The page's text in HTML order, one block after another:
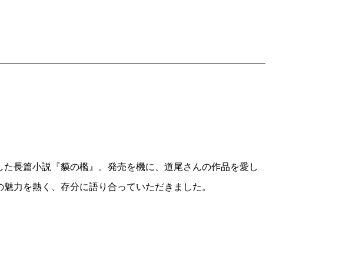
長篇小説『貘の檻』。発売を機に、道尾さんの作品を愛し
力を熱く、存分に語り合っていただきました。